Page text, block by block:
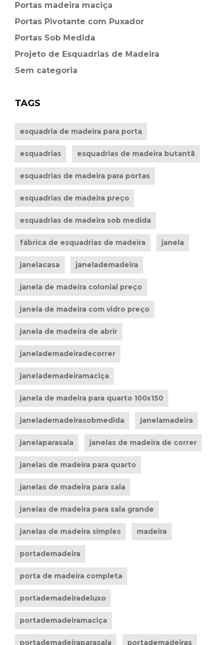
Portas madeira maciça
Portas Pivotante com Puxador
Portas Sob Medida
Projeto de Esquadrias de Madeira
Sem categoria
TAGS
esquadria de madeira para porta
esquadrias esquadrias de madeira butantã
esquadrias de madeira para portas
esquadrias de madeira preço
esquadrias de madeira sob medida
fábrica de esquadrias de madeira janela
janelacasa janelademadeira
janela de madeira colonial preço
janela de madeira com vidro preço
janela de madeira de abrir
janelademadeiradecorrer
janelademadeiramaciça
janela de madeira para quarto 100x150
janelademadeirasobmedida janelamadeira
janelaparasala janelas de madeira de correr
janelas de madeira para quarto
janelas de madeira para sala
janelas de madeira para sala grande
janelas de madeira simples madeira
portademadeira
porta de madeira completa
portademadeiradeluxo
portademadeiramaciça
portademadeiraparasala portademadeiras